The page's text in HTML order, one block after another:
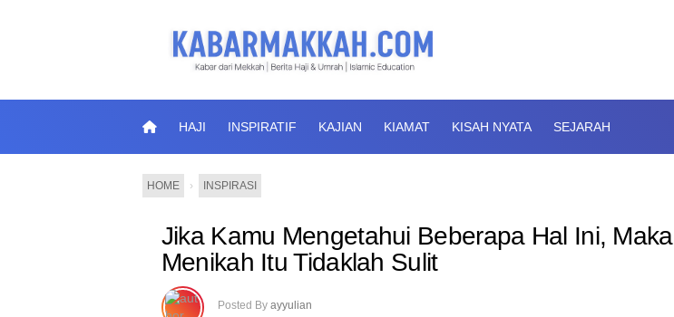
HAJI INSPIRATIF KAJIAN KIAMAT KISAH NYATA SEJARAH
HOME › INSPIRASI
Jika Kamu Mengetahui Beberapa Hal Ini, Maka
Menikah Itu Tidaklah Sulit
Posted By ayyulian